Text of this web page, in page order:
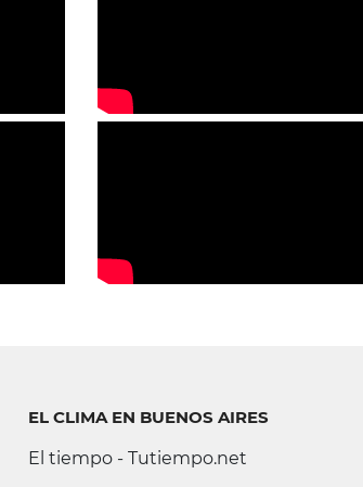
EL CLIMA EN BUENOS AIRES
El tiempo - Tutiempo.net